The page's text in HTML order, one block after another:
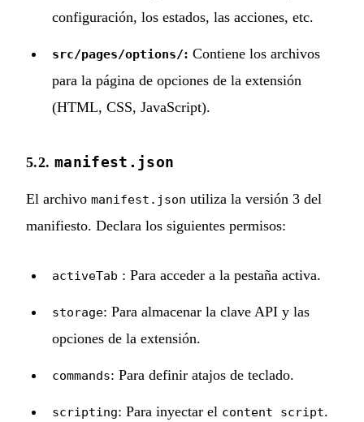
configuración, los estados, las acciones, etc.
src/pages/options/: Contiene los archivos
para la página de opciones de la extensión
(HTML, CSS, JavaScript).
5.2. manifest.json
El archivo manifest.json utiliza la versión 3 del
manifiesto. Declara los siguientes permisos:
activeTab : Para acceder a la pestaña activa.
storage: Para almacenar la clave API y las
opciones de la extensión.
commands: Para definir atajos de teclado.
scripting: Para inyectar el content script.